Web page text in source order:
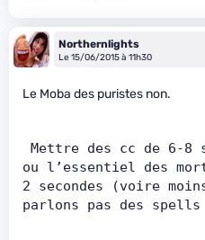
Northernlights
Le 15/06/2015 à 11h30
Le Moba des puristes non.
ou l’essentiel des
2 secondes (voire
parlons pas des